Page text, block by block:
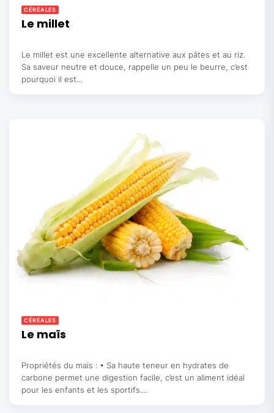
CÉRÉALES
Le millet
Le millet est une excellente alternative aux pâtes et au riz.
Sa saveur neutre et douce, rappelle un peu le beurre, c’est
pourquoi il est...
CÉRÉALES
Le maïs
Propriétés du maïs : • Sa haute teneur en hydrates de
carbone permet une digestion facile, c’est un aliment idéal
pour les enfants et les sportifs....